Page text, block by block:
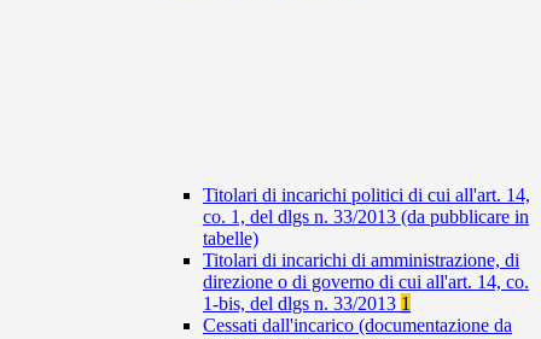
Titolari di incarichi politici di cui all'art. 14,
co. 1, del dlgs n. 33/2013 (da pubblicare in
tabelle)
Titolari di incarichi di amministrazione, di
direzione o di governo di cui all'art. 14, co.
1-bis, del dlgs n. 33/2013 1
Cessati dall'incarico (documentazione da